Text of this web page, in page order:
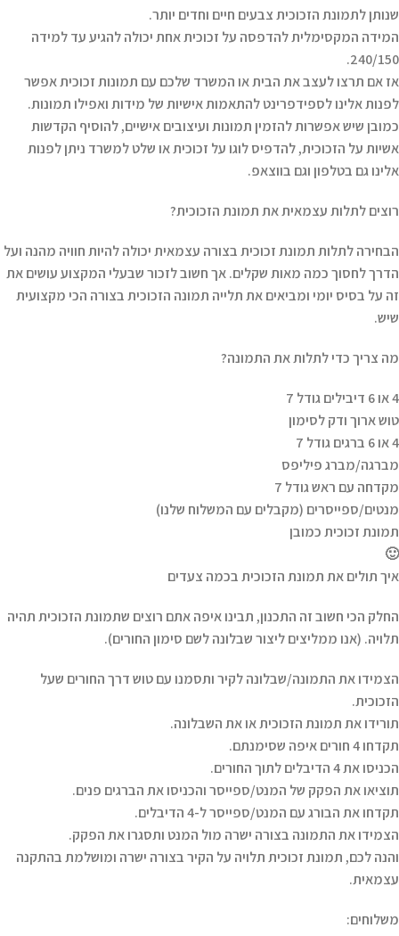
שנותן לתמונת הזכוכית צבעים חיים וחדים יותר.
המידה המקסימלית להדפסה על זכוכית אחת יכולה להגיע עד למידה
240/150.
אז אם תרצו לעצב את הבית או המשרד שלכם עם תמונות זכוכית אפשר
לפנות אלינו לספידפרינט להתאמות אישיות של מידות ואפילו תמונות.
כמובן שיש אפשרות להזמין תמונות ועיצובים אישיים, להוסיף הקדשות
אשיות על הזכוכית, להדפיס לוגו על זכוכית או שלט למשרד ניתן לפנות
אלינו גם בטלפון וגם בווצאפ.
רוצים לתלות עצמאית את תמונת הזכוכית?
הבחירה לתלות תמונת זכוכית בצורה עצמאית יכולה להיות חוויה מהנה ועל
הדרך לחסוך כמה מאות שקלים. אך חשוב לזכור שבעלי המקצוע עושים את
זה על בסיס יומי ומביאים את תלייה תמונה הזכוכית בצורה הכי מקצועית
שיש.
מה צריך כדי לתלות את התמונה?
4 או 6 דיבילים גודל 7
טוש ארוך ודק לסימון
4 או 6 ברגים גודל 7
מברגה/מברג פיליפס
מקדחה עם ראש גודל 7
מנטים/ספייסרים (מקבלים עם המשלוח שלנו)
תמונת זכוכית כמובן
🙂
איך תולים את תמונת הזכוכית בכמה צעדים
החלק הכי חשוב זה התכנון, תבינו איפה אתם רוצים שתמונת הזכוכית תהיה
תלויה. (אנו ממליצים ליצור שבלונה לשם סימון החורים).
הצמידו את התמונה/שבלונה לקיר ותסמנו עם טוש דרך החורים שעל
הזכוכית.
תורידו את תמונת הזכוכית או את השבלונה.
תקדחו 4 חורים איפה שסימנתם.
הכניסו את 4 הדיבלים לתוך החורים.
תוציאו את הפקק של המנט/ספייסר והכניסו את הברגים פנים.
תקדחו את הבורג עם המנט/ספייסר ל-4 הדיבלים.
הצמידו את התמונה בצורה ישרה מול המנט ותסגרו את הפקק.
והנה לכם, תמונת זכוכית תלויה על הקיר בצורה ישרה ומושלמת בהתקנה
עצמאית.
משלוחים: